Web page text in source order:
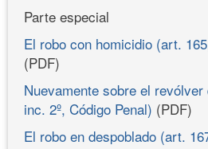
Parte especial
El robo con homicidio (art.
(PDF)
Nuevamente sobre el
inc. 2º, Código Penal) (PDF)
El robo en despoblado (art.